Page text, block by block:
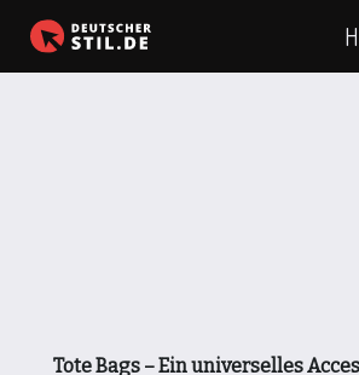
Zum
Inhalt
Tote Bags – Ein universelles